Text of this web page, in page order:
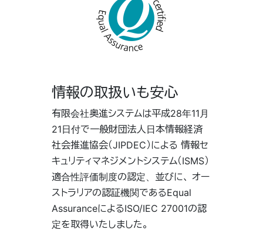
情報の取扱いも安心
有限会社奥進システムは平成28年11月
21日付で一般財団法人日本情報経済
社会推進協会（JIPDEC）による 情報セ
キュリティマネジメントシステム（ISMS）
適合性評価制度の認定、並びに、 オー
ストラリアの認証機関であるEqual
AssuranceによるISO/IEC 27001の認
定を取得いたしました。